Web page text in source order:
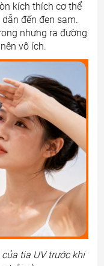
kích thích cơ thể
đến đen sạm.
nhưng ra đường
vô ích.
tia UV trước khi